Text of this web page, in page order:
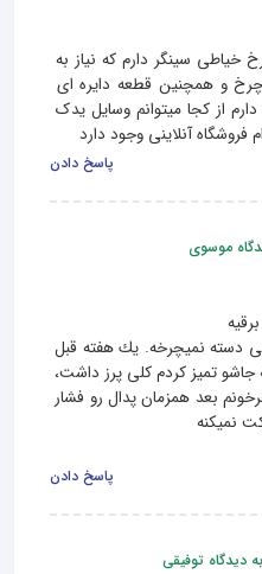
سینگر دارم که نیاز به
و همچنین قطعه دایره ای
میل بالا وصل می‌شود دارم از کجا میتوانم وسایل یدک
فروشگاه آنلاینی وجود دارد
پاسخ دادن
موسوی
دسته نميچرخه. يك هفته قبل
تميز كردم كلى پرز داشت،
بعد همزمان پدال رو فشار
پاسخ دادن
دیدگاه توفيقى